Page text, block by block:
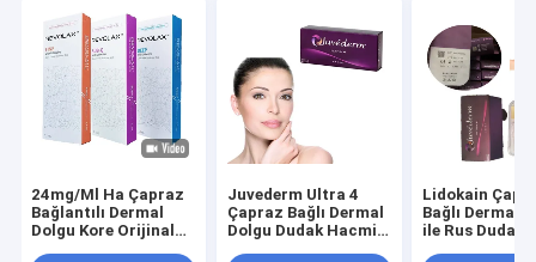
24mg/Ml Ha Çapraz
Bağlantılı Dermal
Dolgu Kore Orijinal
Juvederm Ultra 4
Çapraz Bağlı Dermal
Dolgu Dudak Hacmi
Lidokain
Bağlı Dermal
ile Rus